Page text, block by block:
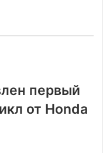
первый
от Honda